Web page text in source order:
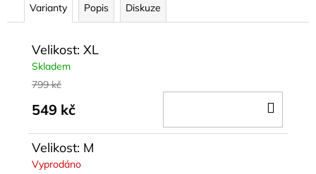
Varianty Popis Diskuze
Velikost: XL
Skladem
799 kč
549 kč
Velikost: M
Vyprodáno